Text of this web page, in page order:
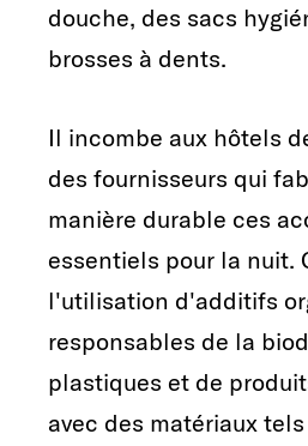
douche, des sacs
brosses à dents.
Il incombe aux hôtels
des fournisseurs qui
manière durable ces
essentiels pour la nuit.
l'utilisation d'additifs
responsables de la
plastiques et de
avec des matériaux